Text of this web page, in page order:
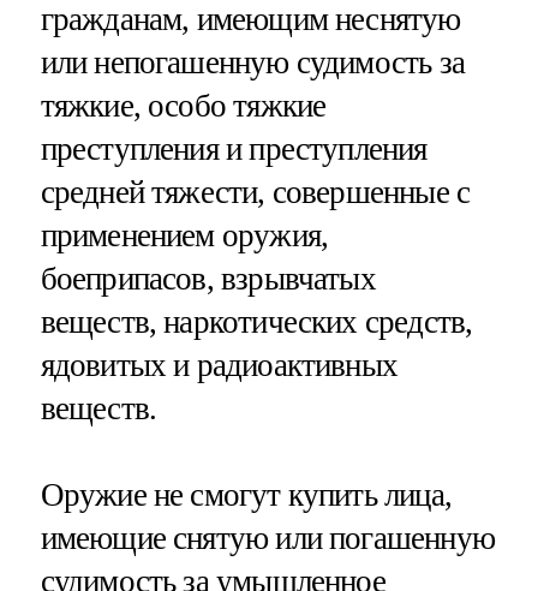
гражданам, имеющим неснятую
или непогашенную судимость за
тяжкие, особо тяжкие
преступления и преступления
средней тяжести, совершенные с
применением оружия,
боеприпасов, взрывчатых
веществ, наркотических средств,
ядовитых и радиоактивных
веществ.
Оружие не смогут купить лица,
имеющие снятую или погашенную
судимость за умышленное